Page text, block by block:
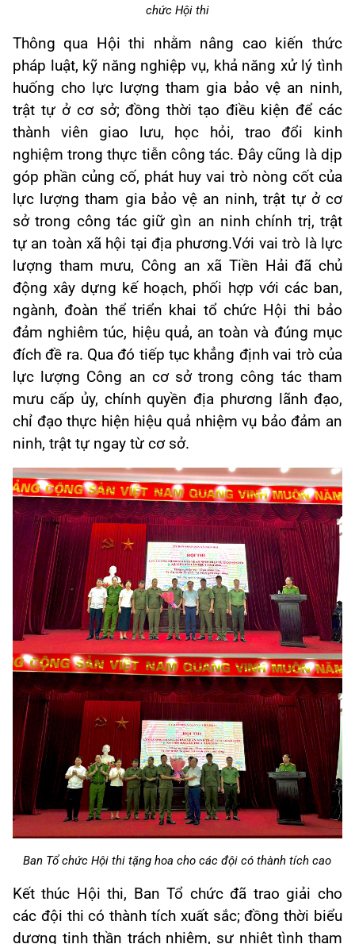
chức Hội thi
Thông qua Hội thi nhằm nâng cao kiến thức
pháp luật, kỹ năng nghiệp vụ, khả năng xử lý tình
huống cho lực lượng tham gia bảo vệ an ninh,
trật tự ở cơ sở; đồng thời tạo điều kiện để các
thành viên giao lưu, học hỏi, trao đổi kinh
nghiệm trong thực tiễn công tác. Đây cũng là dịp
góp phần củng cố, phát huy vai trò nòng cốt của
lực lượng tham gia bảo vệ an ninh, trật tự ở cơ
sở trong công tác giữ gìn an ninh chính trị, trật
tự an toàn xã hội tại địa phương.Với vai trò là lực
lượng tham mưu, Công an xã Tiền Hải đã chủ
động xây dựng kế hoạch, phối hợp với các ban,
ngành, đoàn thể triển khai tổ chức Hội thi bảo
đảm nghiêm túc, hiệu quả, an toàn và đúng mục
đích đề ra. Qua đó tiếp tục khẳng định vai trò của
lực lượng Công an cơ sở trong công tác tham
mưu cấp ủy, chính quyền địa phương lãnh đạo,
chỉ đạo thực hiện hiệu quả nhiệm vụ bảo đảm an
ninh, trật tự ngay từ cơ sở.
Ban Tổ chức Hội thi tặng hoa cho các đội có thành tích cao
Kết thúc Hội thi, Ban Tổ chức đã trao giải cho
các đội thi có thành tích xuất sắc; đồng thời biểu
dương tinh thần trách nhiệm, sự nhiệt tình tham